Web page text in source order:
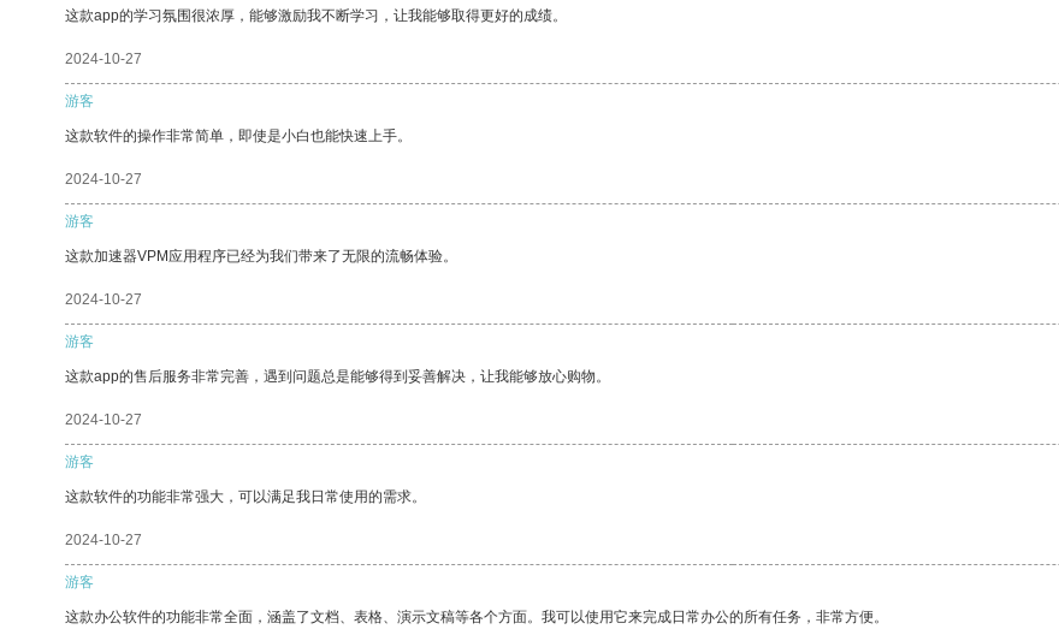
这款app的学习氛围很浓厚，能够激励我不断学习，让我能够取得更好的成绩。
2024-10-27
游客
这款软件的操作非常简单，即使是小白也能快速上手。
2024-10-27
游客
这款加速器VPM应用程序已经为我们带来了无限的流畅体验。
2024-10-27
游客
这款app的售后服务非常完善，遇到问题总是能够得到妥善解决，让我能够放心购物。
2024-10-27
游客
这款软件的功能非常强大，可以满足我日常使用的需求。
2024-10-27
游客
这款办公软件的功能非常全面，涵盖了文档、表格、演示文稿等各个方面。我可以使用它来完成日常办公的所有任务，非常方便。